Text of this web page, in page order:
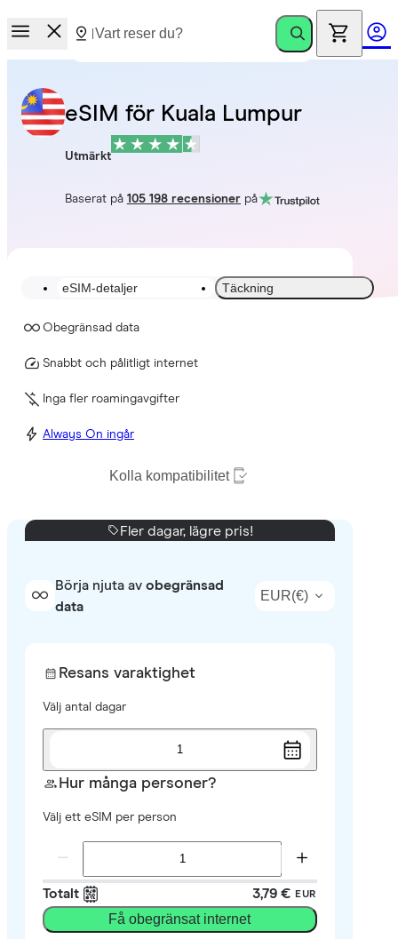
eSIM för Kuala Lumpur
Utmärkt
Baserat på 105 198 recensionerpå
eSIM-detaljer Täckning
Obegränsad data
Snabbt och pålitligt internet
Inga fler roamingavgifter
Always On ingår
Kolla kompatibilitet
Fler dagar, lägre pris!
Börja njuta av obegränsad
data
EUR(€)
Resans varaktighet
Välj antal dagar
1
Hur många personer?
Välj ett eSIM per person
Totalt 3,79 € EUR
Få obegränsat internet